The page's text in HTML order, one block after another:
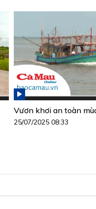
Vươn khơi an toàn
25/07/2025 08:33